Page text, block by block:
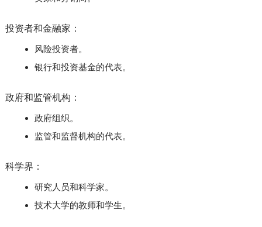
投资者和金融家：
风险投资者。
银行和投资基金的代表。
政府和监管机构：
政府组织。
监管和监督机构的代表。
科学界：
研究人员和科学家。
技术大学的教师和学生。